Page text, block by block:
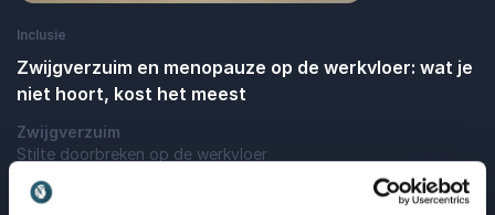
Inclusie
Zwijgverzuim en menopauze op de werkvloer: wat je
niet hoort, kost het meest
Zwijgverzuim
Stilte doorbreken op de werkvloer
Lees blogbericht : Zwijgverzuim en menopauze op de